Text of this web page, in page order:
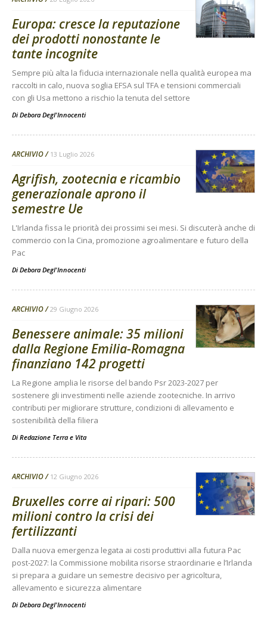
Europa: cresce la reputazione
dei prodotti nonostante le
tante incognite
Sempre più alta la fiducia internazionale nella qualità europea ma
raccolti in calo, nuova soglia EFSA sul TFA e tensioni commerciali
con gli Usa mettono a rischio la tenuta del settore
Di Debora Degl'Innocenti
ARCHIVIO 13 Luglio 2026
Agrifish, zootecnia e ricambio
generazionale aprono il
semestre Ue
L'Irlanda fissa le priorità dei prossimi sei mesi. Si discuterà anche di
commercio con la Cina, promozione agroalimentare e futuro della
Pac
Di Debora Degl'Innocenti
ARCHIVIO 29 Giugno 2026
Benessere animale: 35 milioni
dalla Regione Emilia-Romagna
finanziano 142 progetti
La Regione amplia le risorse del bando Psr 2023-2027 per
sostenere gli investimenti nelle aziende zootecniche. In arrivo
contributi per migliorare strutture, condizioni di allevamento e
sostenibilità della filiera
Di Redazione Terra e Vita
ARCHIVIO 12 Giugno 2026
Bruxelles corre ai ripari: 500
milioni contro la crisi dei
fertilizzanti
Dalla nuova emergenza legata ai costi produttivi alla futura Pac
post-2027: la Commissione mobilita risorse straordinarie e l’Irlanda
si prepara a guidare un semestre decisivo per agricoltura,
allevamento e sicurezza alimentare
Di Debora Degl'Innocenti